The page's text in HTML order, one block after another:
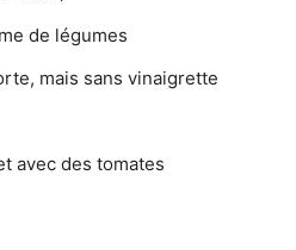
de légumes
mais sans vinaigrette
avec des tomates